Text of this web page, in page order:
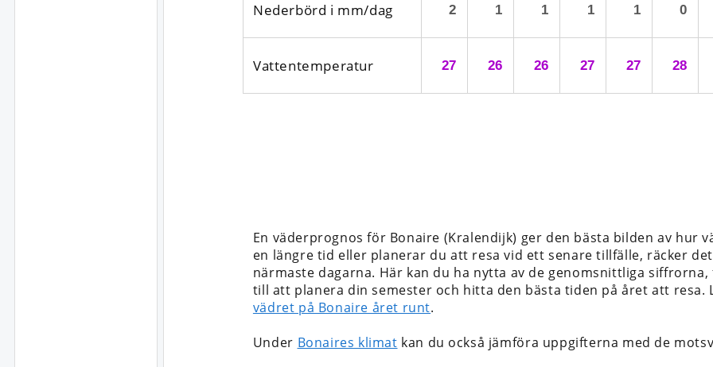
Nederbörd i mm/dag
Vattentemperatur
2
27
1
26
1
26
1
27
1
27
0
28
En väderprognos för Bonaire (Kralendijk) ger den bästa bilden av hur
en längre tid eller planerar du att resa vid ett senare tillfälle, räcker
närmaste dagarna. Här kan du ha nytta av de genomsnittliga
till att planera din semester och hitta den bästa tiden på året att resa.
vädret på Bonaire året runt.
Under Bonaires klimat kan du också jämföra uppgifterna med de